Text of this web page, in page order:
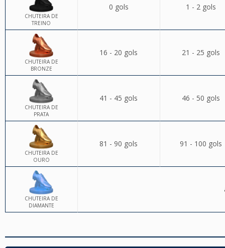
CHUTEIRA DE
TREINO
0 gols 1 - 2 gols
CHUTEIRA DE
BRONZE
16 - 20 gols 21 - 25 gols
CHUTEIRA DE
PRATA
41 - 45 gols 46 - 50 gols
CHUTEIRA DE
OURO
81 - 90 gols 91 - 100 gols
CHUTEIRA DE
DIAMANTE